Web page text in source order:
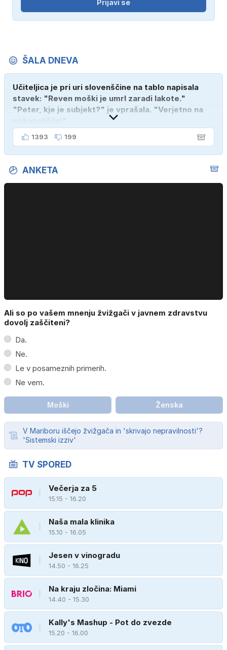
Prijavi se
ŠALA DNEVA
Učiteljica je pri uri slovenščine na tablo napisala
stavek: "Reven moški je umrl zaradi lakote."
"Peter, kje je subjekt?" je vprašala. "Verjetno na
1393 199
ANKETA
Ali so po vašem mnenju žvižgači v javnem zdravstvu
dovolj zaščiteni?
Da.
Ne.
Le v posameznih primerih.
Ne vem.
Moški Ženska
V Mariboru iščejo žvižgača in 'skrivajo nepravilnosti'?
'Sistemski izziv'
TV SPORED
Večerja za 5
15.15 - 16.20
Naša mala klinika
15.10 - 16.05
Jesen v vinogradu
14.50 - 16.25
Na kraju zločina: Miami
14.40 - 15.30
Kally's Mashup - Pot do zvezde
15.20 - 16.00